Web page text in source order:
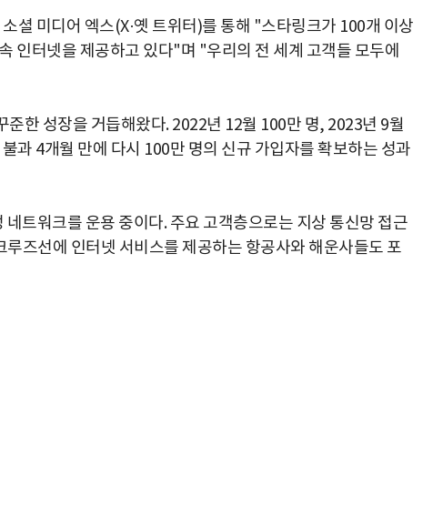
셜 미디어 엑스(X·옛 트위터)를 통해 "스타링크가 100개 이상
인터넷을 제공하고 있다"며 "우리의 전 세계 고객들 모두에
한 성장을 거듭해왔다. 2022년 12월 100만 명, 2023년 9월
과 4개월 만에 다시 100만 명의 신규 가입자를 확보하는 성과
트워크를 운용 중이다. 주요 고객층으로는 지상 통신망 접근
즈선에 인터넷 서비스를 제공하는 항공사와 해운사들도 포